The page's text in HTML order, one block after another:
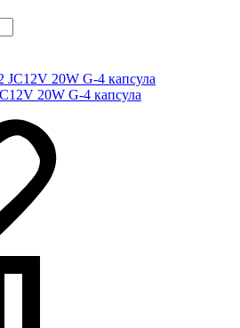
20W G-4 капсула